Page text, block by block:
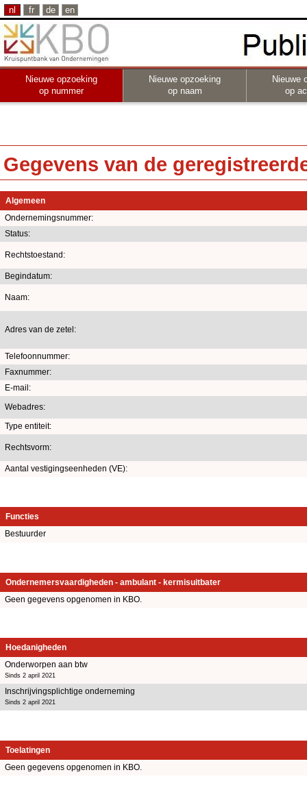
nl fr de en
Nieuwe opzoeking
op nummer
Nieuwe opzoeking
op naam
Nieuwe
op
Gegevens van de
Algemeen
Ondernemingsnummer:
Status:
Rechtstoestand:
Begindatum:
Naam:
Adres van de zetel:
Telefoonnummer:
Faxnummer:
E-mail:
Webadres:
Type entiteit:
Rechtsvorm:
Aantal vestigingseenheden (VE):
Functies
Bestuurder
Ondernemersvaardigheden - ambulant - kermisuitbater
Geen gegevens opgenomen in KBO.
Hoedanigheden
Onderworpen aan btw
Sinds 2 april 2021
Inschrijvingsplichtige onderneming
Sinds 2 april 2021
Toelatingen
Geen gegevens opgenomen in KBO.